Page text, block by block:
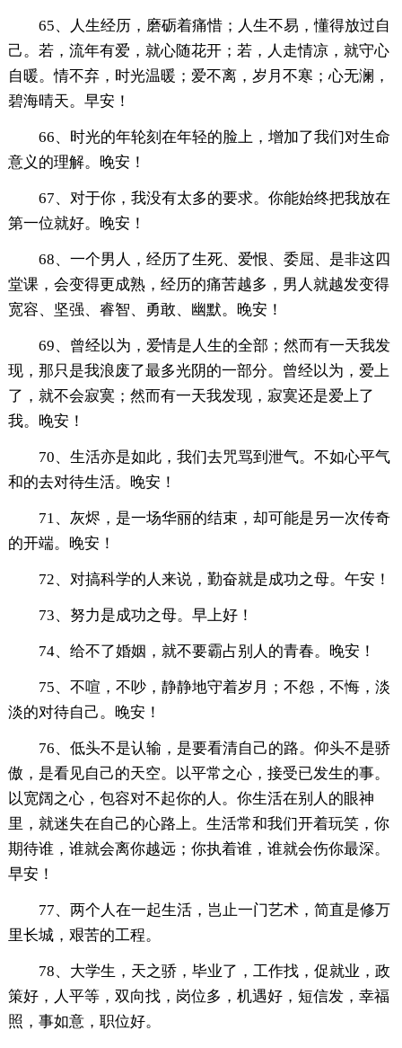
65、人生经历，磨砺着痛惜；人生不易，懂得放过自
己。若，流年有爱，就心随花开；若，人走情凉，就守心
自暖。情不弃，时光温暖；爱不离，岁月不寒；心无澜，
碧海晴天。早安！
66、时光的年轮刻在年轻的脸上，增加了我们对生命
意义的理解。晚安！
67、对于你，我没有太多的要求。你能始终把我放在
第一位就好。晚安！
68、一个男人，经历了生死、爱恨、委屈、是非这四
堂课，会变得更成熟，经历的痛苦越多，男人就越发变得
宽容、坚强、睿智、勇敢、幽默。晚安！
69、曾经以为，爱情是人生的全部；然而有一天我发
现，那只是我浪废了最多光阴的一部分。曾经以为，爱上
了，就不会寂寞；然而有一天我发现，寂寞还是爱上了
我。晚安！
70、生活亦是如此，我们去咒骂到泄气。不如心平气
和的去对待生活。晚安！
71、灰烬，是一场华丽的结束，却可能是另一次传奇
的开端。晚安！
72、对搞科学的人来说，勤奋就是成功之母。午安！
73、努力是成功之母。早上好！
74、给不了婚姻，就不要霸占别人的青春。晚安！
75、不喧，不吵，静静地守着岁月；不怨，不悔，淡
淡的对待自己。晚安！
76、低头不是认输，是要看清自己的路。仰头不是骄
傲，是看见自己的天空。以平常之心，接受已发生的事。
以宽阔之心，包容对不起你的人。你生活在别人的眼神
里，就迷失在自己的心路上。生活常和我们开着玩笑，你
期待谁，谁就会离你越远；你执着谁，谁就会伤你最深。
早安！
77、两个人在一起生活，岂止一门艺术，简直是修万
里长城，艰苦的工程。
78、大学生，天之骄，毕业了，工作找，促就业，政
策好，人平等，双向找，岗位多，机遇好，短信发，幸福
照，事如意，职位好。